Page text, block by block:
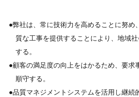
弊社は、常に技術力を高めることに努め
質な工事を提供することにより、地域
する。
顧客の満足度の向上をはかるため、要求
順守する。
品質マネジメントシステムを活用し継続